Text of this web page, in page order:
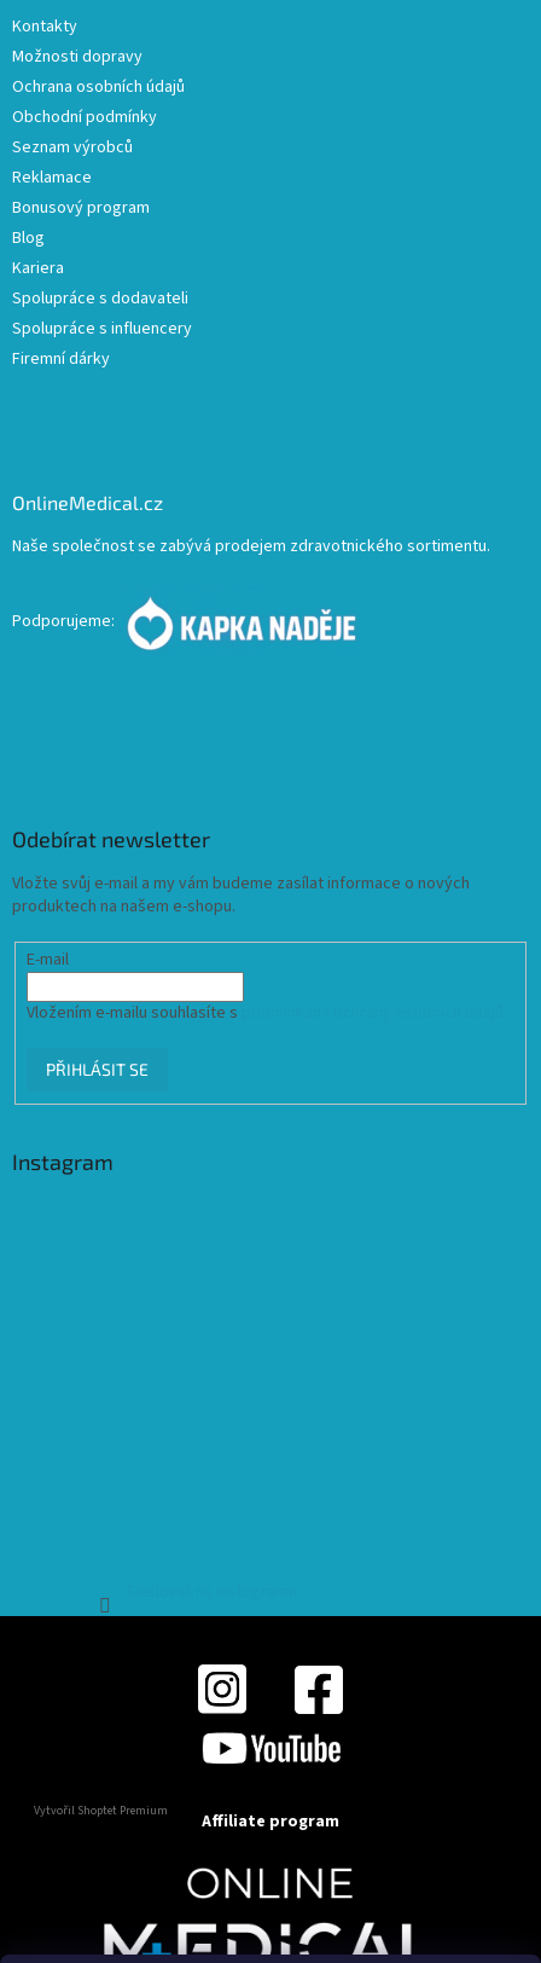
Kontakty
Možnosti dopravy
Ochrana osobních údajů
Obchodní podmínky
Seznam výrobců
Reklamace
Bonusový program
Blog
Kariera
Spolupráce s dodavateli
Spolupráce s influencery
Firemní dárky
OnlineMedical.cz
Naše společnost se zabývá prodejem zdravotnického sortimentu.
Podporujeme:
Odebírat newsletter
Vložte svůj e-mail a my vám budeme zasílat informace o nových
produktech na našem e-shopu.
E-mail
Vložením e-mailu souhlasíte s
PŘIHLÁSIT SE
Instagram
Vytvořil Shoptet Premium Affiliate program